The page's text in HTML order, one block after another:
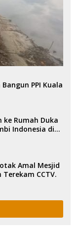
PPI Kuala
ke Rumah Duka
Indonesia di
Amal Mesjid
CCTV.